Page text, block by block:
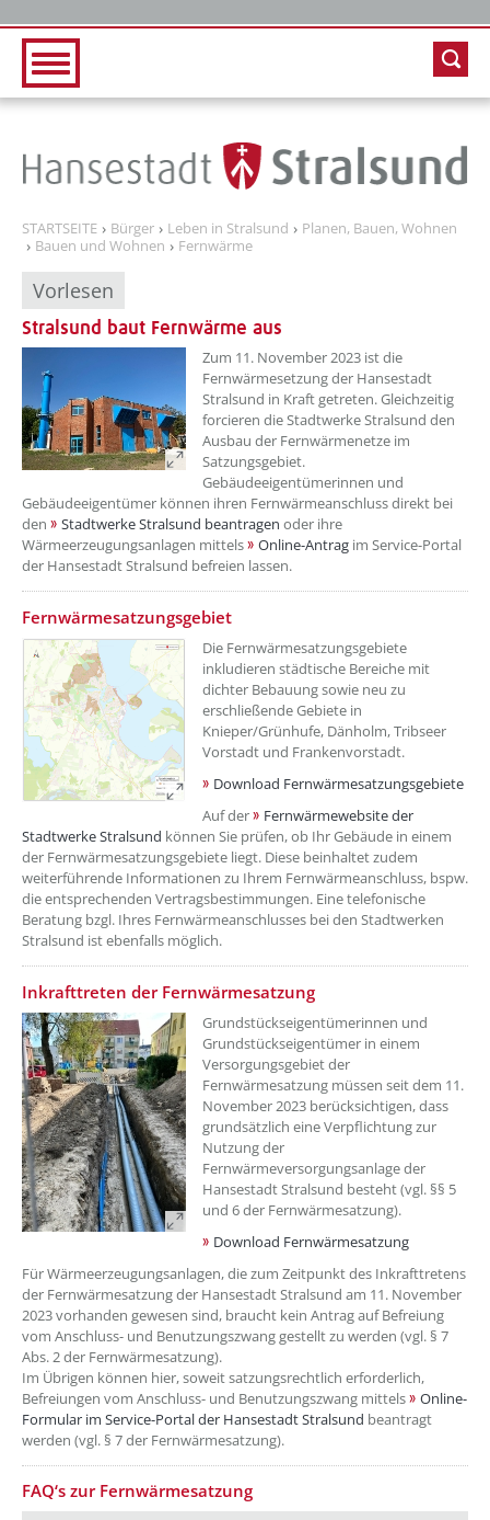
STARTSEITE Bürger Leben in Stralsund
Planen, Bauen, Wohnen
Bauen und Wohnen
Fernwärme
Vorlesen
Stralsund baut Fernwärme aus
??? absaetzeOben[1]/titel ???
Zum 11. November 2023 ist die
Fernwärmesetzung der Hansestadt
Stralsund in Kraft getreten. Gleichzeitig
forcieren die Stadtwerke Stralsund den
Ausbau der Fernwärmenetze im
Satzungsgebiet.
Gebäudeeigentümerinnen und
Gebäudeeigentümer können ihren Fernwärmeanschluss direkt bei
den
Stadtwerke Stralsund beantragen oder ihre
Wärmeerzeugungsanlagen mittels
Online-Antrag im Service-Portal
der Hansestadt Stralsund befreien lassen.
??? absaetzeOben[2]/titel ???
Fernwärmesatzungsgebiet
Die Fernwärmesatzungsgebiete
inkludieren städtische Bereiche mit
dichter Bebauung sowie neu zu
erschließende Gebiete in
Knieper/Grünhufe, Dänholm, Tribseer
Vorstadt und Frankenvorstadt.
Download Fernwärmesatzungsgebiete
Auf der
Fernwärmewebsite der
Stadtwerke Stralsund können Sie prüfen, ob Ihr Gebäude in einem
der Fernwärmesatzungsgebiete liegt. Diese beinhaltet zudem
weiterführende Informationen zu Ihrem Fernwärmeanschluss, bspw.
die entsprechenden Vertragsbestimmungen. Eine telefonische
Beratung bzgl. Ihres Fernwärmeanschlusses bei den Stadtwerken
Stralsund ist ebenfalls möglich.
??? absaetzeOben[3]/titel ???
Inkrafttreten der Fernwärmesatzung
Grundstückseigentümerinnen und
Grundstückseigentümer in einem
Versorgungsgebiet der
Fernwärmesatzung müssen seit dem 11.
November 2023 berücksichtigen, dass
grundsätzlich eine Verpflichtung zur
Nutzung der
Fernwärmeversorgungsanlage der
Hansestadt Stralsund besteht (vgl. §§ 5
und 6 der Fernwärmesatzung).
Download Fernwärmesatzung
Für Wärmeerzeugungsanlagen, die zum Zeitpunkt des Inkrafttretens
der Fernwärmesatzung der Hansestadt Stralsund am 11. November
2023 vorhanden gewesen sind, braucht kein Antrag auf Befreiung
vom Anschluss- und Benutzungszwang gestellt zu werden (vgl. § 7
Abs. 2 der Fernwärmesatzung).
Im Übrigen können hier, soweit satzungsrechtlich erforderlich,
Befreiungen vom Anschluss- und Benutzungszwang mittels
Online-
Formular im Service-Portal der Hansestadt Stralsund beantragt
werden (vgl. § 7 der Fernwärmesatzung).
FAQ‘s zur Fernwärmesatzung